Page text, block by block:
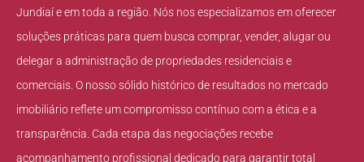
Jundiaí e em toda a região. Nós nos especializamos em oferecer
soluções práticas para quem busca comprar, vender, alugar ou
delegar a administração de propriedades residenciais e
comerciais. O nosso sólido histórico de resultados no mercado
imobiliário reflete um compromisso contínuo com a ética e a
transparência. Cada etapa das negociações recebe
acompanhamento profissional dedicado para garantir total